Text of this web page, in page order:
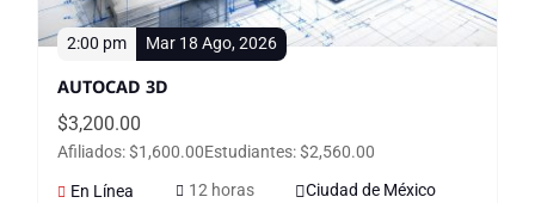
2:00 pm Mar 18 Ago, 2026
AUTOCAD 3D
$3,200.00
Afiliados: $1,600.00Estudiantes: $2,560.00
En Línea
12 horas Ciudad de México